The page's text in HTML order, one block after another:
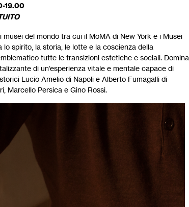
19.00
del mondo tra cui il MoMA di New York e i Musei
spirito, la storia, le lotte e la coscienza della
tutte le transizioni estetiche e sociali. Domina
di un’esperienza vitale e mentale capace di
Lucio Amelio di Napoli e Alberto Fumagalli di
Marcello Persica e Gino Rossi.